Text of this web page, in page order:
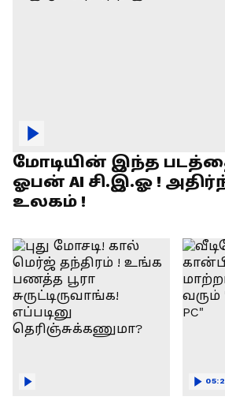
மோடியின் இந்த
ஓபன் AI சி.இ.ஓ !
உலகம் !